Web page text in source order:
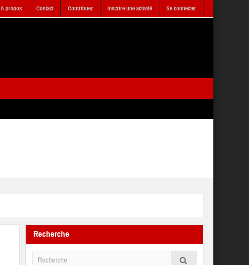
A propos Contact Contribuez Inscrire une activité Se connecter
Recherche